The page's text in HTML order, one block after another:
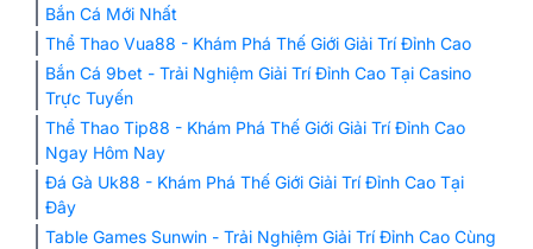
Bắn Cá Mới Nhất
Thể Thao Vua88 - Khám Phá Thế Giới Giải Trí Đỉnh Cao
Bắn Cá 9bet - Trải Nghiệm Giải Trí Đỉnh Cao Tại Casino
Trực Tuyến
Thể Thao Tip88 - Khám Phá Thế Giới Giải Trí Đỉnh Cao
Ngay Hôm Nay
Đá Gà Uk88 - Khám Phá Thế Giới Giải Trí Đỉnh Cao Tại
Đây
Table Games Sunwin - Trải Nghiệm Giải Trí Đỉnh Cao Cùng